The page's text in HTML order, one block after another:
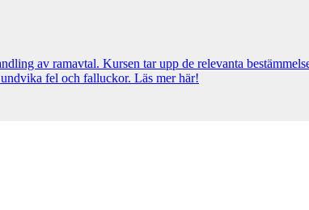
av ramavtal. Kursen tar upp de relevanta
fel och falluckor. Läs mer här!